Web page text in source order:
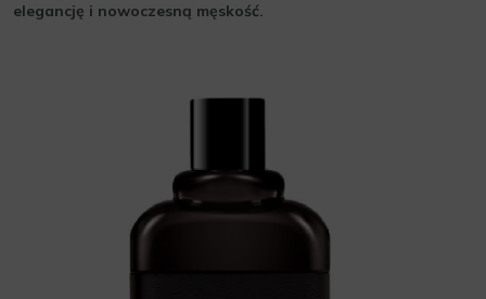
elegancję i nowoczesną męskość.